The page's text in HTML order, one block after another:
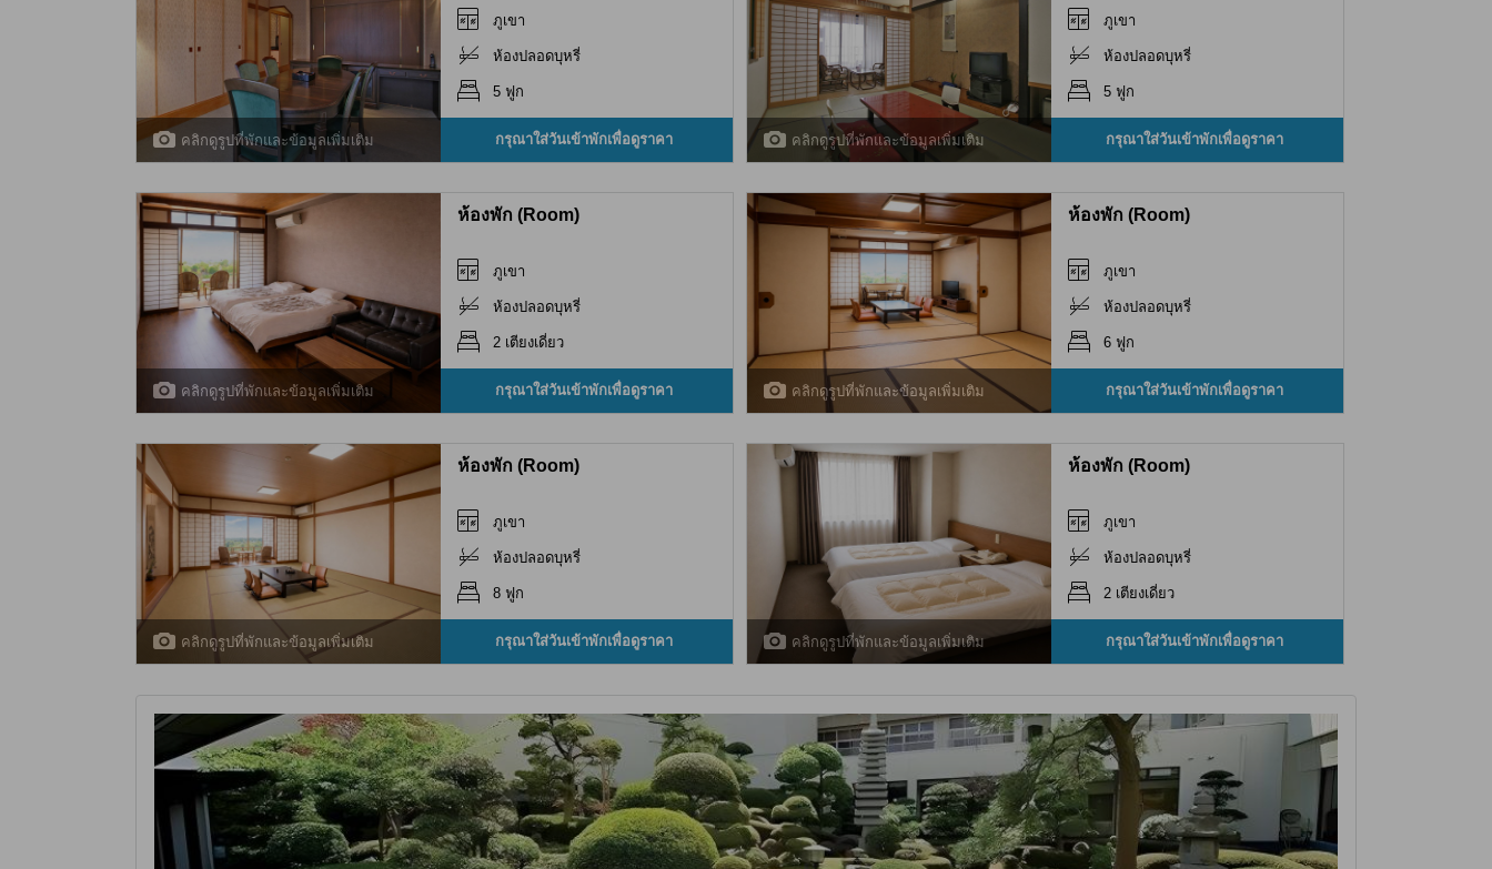
คลิกดูรูปที่พักและข้อมูลเพิ่มเติม
ภูเขา
ห้องปลอดบุหรี่
5 ฟูก
กรุณาใส่วันเข้าพักเพื่อดูราคา คลิกดูรูปที่พักและข้อมูลเพิ่มเติม
ภูเขา
ห้องปลอดบุหรี่
5 ฟูก
กรุณาใส่วันเข้าพักเพื่อดูราคา
คลิกดูรูปที่พักและข้อมูลเพิ่มเติม
ห้องพัก (Room)
ภูเขา
ห้องปลอดบุหรี่
2 เตียงเดี่ยว
กรุณาใส่วันเข้าพักเพื่อดูราคา คลิกดูรูปที่พักและข้อมูลเพิ่มเติม
ห้องพัก (Room)
ภูเขา
ห้องปลอดบุหรี่
6 ฟูก
กรุณาใส่วันเข้าพักเพื่อดูราคา
คลิกดูรูปที่พักและข้อมูลเพิ่มเติม
ห้องพัก (Room)
ภูเขา
ห้องปลอดบุหรี่
8 ฟูก
กรุณาใส่วันเข้าพักเพื่อดูราคา คลิกดูรูปที่พักและข้อมูลเพิ่มเติม
ห้องพัก (Room)
ภูเขา
ห้องปลอดบุหรี่
2 เตียงเดี่ยว
กรุณาใส่วันเข้าพักเพื่อดูราคา